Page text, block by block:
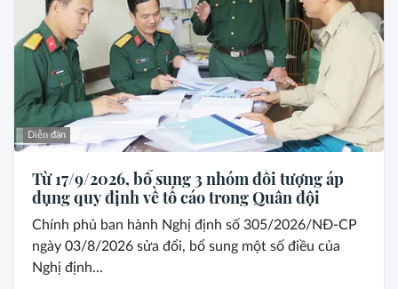
Diễn đàn
Từ 17/9/2026, bổ sung 3 nhóm đối tượng áp
dụng quy định về tố cáo trong Quân đội
Chính phủ ban hành Nghị định số 305/2026/NĐ-CP
ngày 03/8/2026 sửa đổi, bổ sung một số điều của
Nghị định...